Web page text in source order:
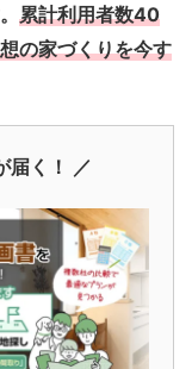
累計利用者数40
の家づくりを今す
届く！ ／